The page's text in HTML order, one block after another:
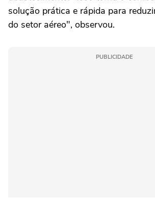
solução prática e rápida para
do setor aéreo", observou.
PUBLICIDADE